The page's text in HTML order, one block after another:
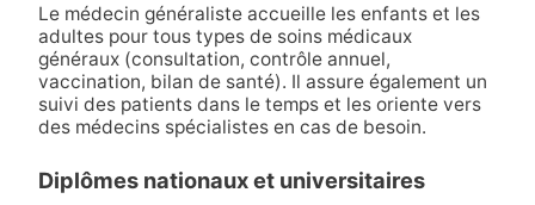
Le médecin généraliste accueille les enfants et les
adultes pour tous types de soins médicaux
généraux (consultation, contrôle annuel,
vaccination, bilan de santé). Il assure également un
suivi des patients dans le temps et les oriente vers
des médecins spécialistes en cas de besoin.
Diplômes nationaux et universitaires